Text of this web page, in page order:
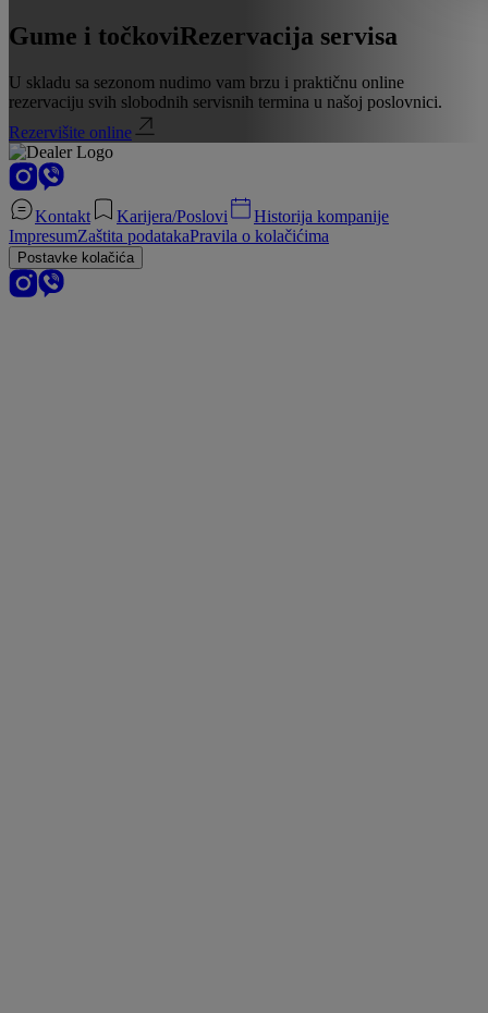
Gume i točkoviRezervacija servisa
U skladu sa sezonom nudimo vam brzu i praktičnu online
rezervaciju svih slobodnih servisnih termina u našoj poslovnici.
Rezervišite online
Kontakt Karijera/Poslovi
Historija kompanije
ImpresumZaštita podatakaPravila o kolačićima
Postavke kolačića